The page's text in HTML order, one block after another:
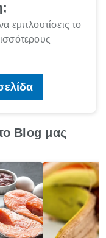
εμπλουτίσεις το
Blog μας